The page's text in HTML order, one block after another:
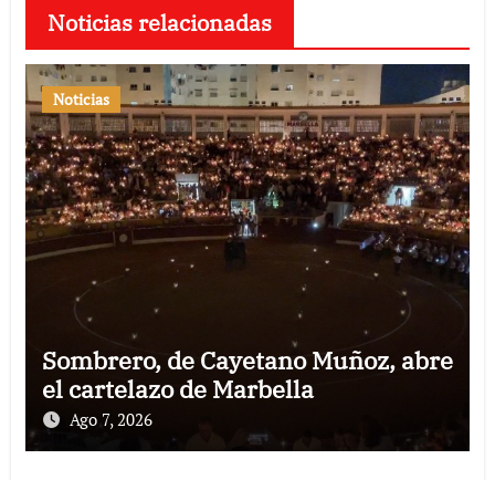
Noticias relacionadas
Noticias
Sombrero, de Cayetano Muñoz, abre
el cartelazo de Marbella
Ago 7, 2026